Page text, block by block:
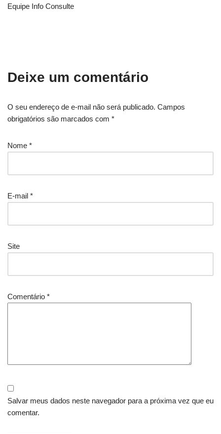
Equipe Info Consulte
Deixe um comentário
O seu endereço de e-mail não será publicado. Campos
obrigatórios são marcados com *
Nome *
E-mail *
Site
Comentário *
Salvar meus dados neste navegador para a próxima vez que eu
comentar.